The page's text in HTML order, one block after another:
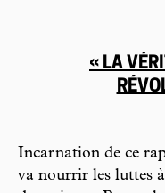
« LA
Incarnation de ce
va nourrir les luttes